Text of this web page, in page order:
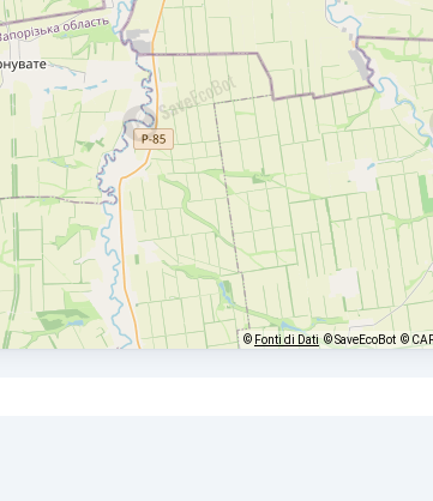
© Fonti di Dati © SaveEcoBot ©